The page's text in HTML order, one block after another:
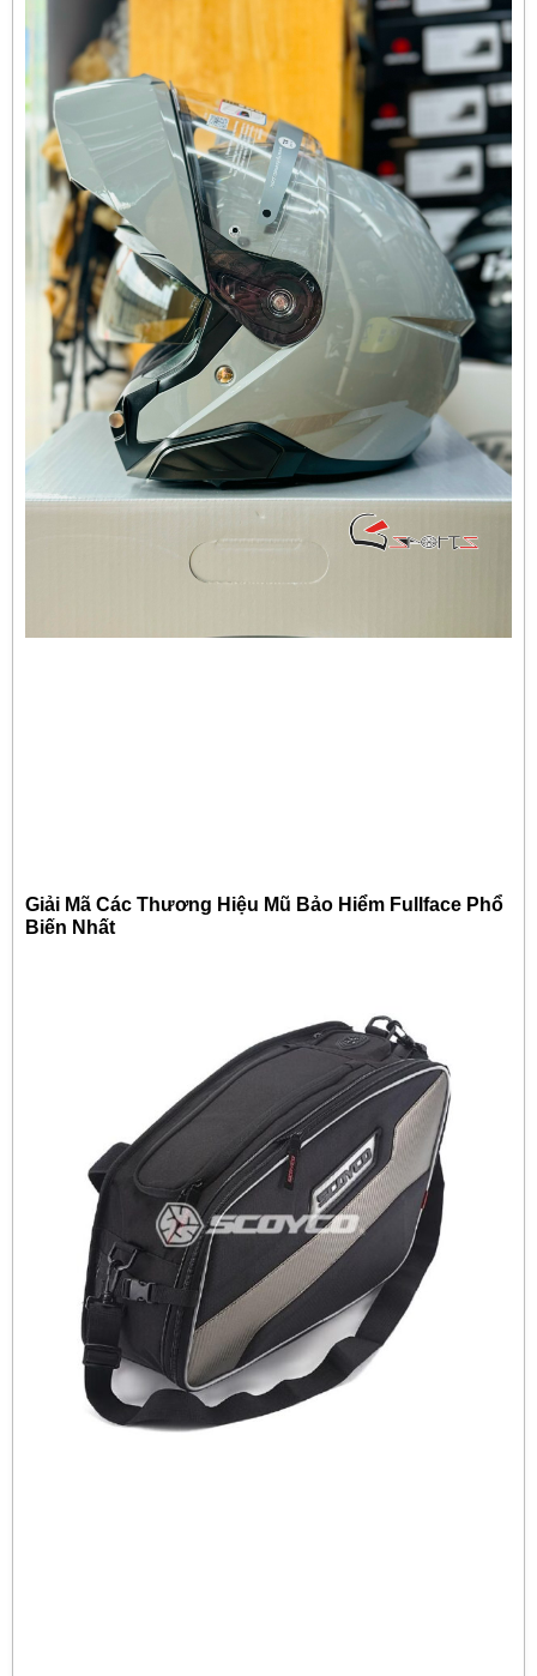
Giải Mã Các Thương Hiệu Mũ Bảo Hiểm Fullface Phổ
Biến Nhất